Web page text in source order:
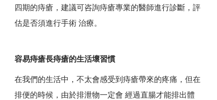
四期的痔瘡，建議可咨詢痔瘡專業的醫師進行診斷，評
估是否須進行手術 治療。
容易痔瘡長痔瘡的生活壞習慣
在我們的生活中，不太會感受到痔瘡帶來的疼痛，但在
排便的時候，由於排泄物一定會 經過直腸才能排出體